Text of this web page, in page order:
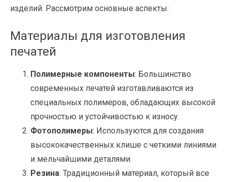
изделий. Рассмотрим основные аспекты:
Материалы для изготовления
печатей
Полимерные компоненты: Большинство
современных печатей изготавливаются из
специальных полимеров, обладающих высокой
прочностью и устойчивостью к износу.
Фотополимеры: Используются для создания
высококачественных клише с четкими линиями
и мельчайшими деталями.
Резина: Традиционный материал, который все